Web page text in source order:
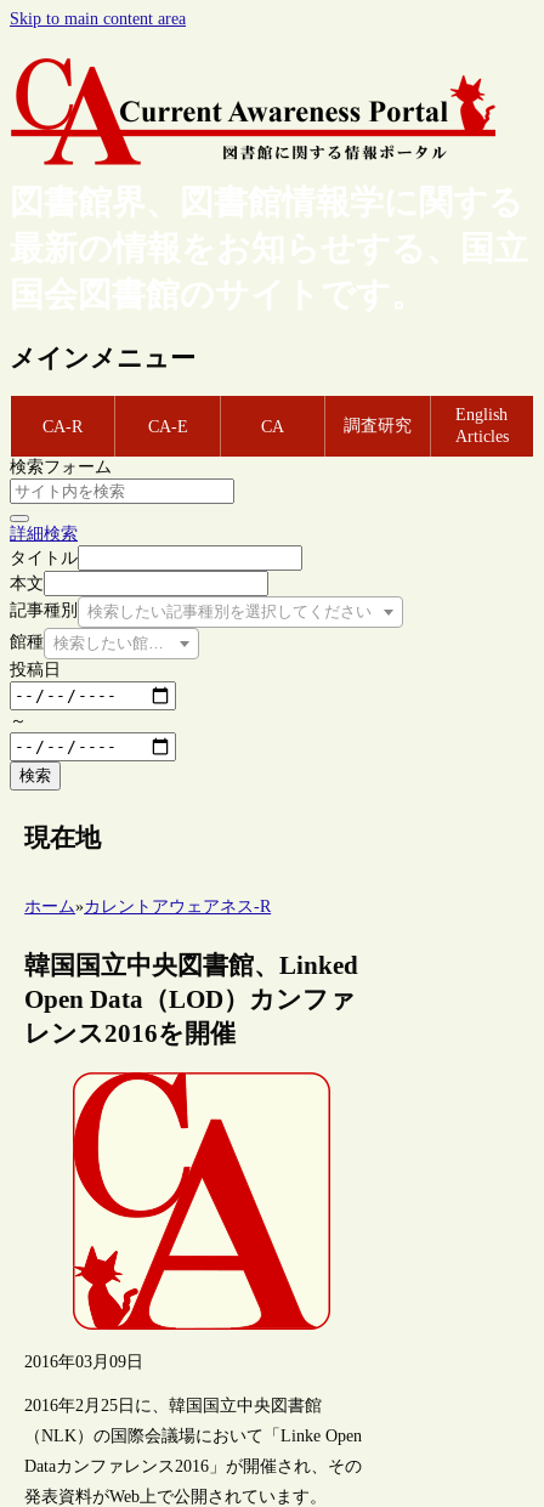
Skip to main content area
図書館界、図書館情報学に関する
最新の情報をお知らせする、国立
国会図書館のサイトです。
メインメニュー
CA-R CA-E CA 調査研究
English
Articles
検索フォーム
詳細検索
タイトル
本文
記事種別
検索したい記事種別を選択してください
館種 検索したい館種を選択してください
投稿日
～
検索
現在地
ホーム»カレントアウェアネス-R
韓国国立中央図書館、Linked
Open Data（LOD）カンファ
レンス2016を開催
2016年03月09日
2016年2月25日に、韓国国立中央図書館
（NLK）の国際会議場において「Linke Open
Dataカンファレンス2016」が開催され、その
発表資料がWeb上で公開されています。